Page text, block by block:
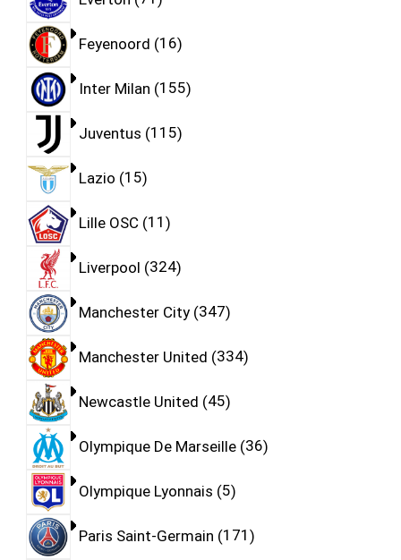
Feyenoord 16
Inter Milan 155
Juventus 115
Lazio 15
Lille OSC 11
Liverpool 324
Manchester City 347
Manchester United 334
Newcastle United 45
Olympique De Marseille 36
Olympique Lyonnais 5
Paris Saint-Germain 171